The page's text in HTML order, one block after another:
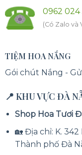
0962 024
(Có Zalo và
TIỆM HOA NẮNG
Gói chút Nắng -
📍 KHU VỰC ĐÀ
Shop Hoa Tươi
🏡 Địa chỉ: K.
Thành phố Đà